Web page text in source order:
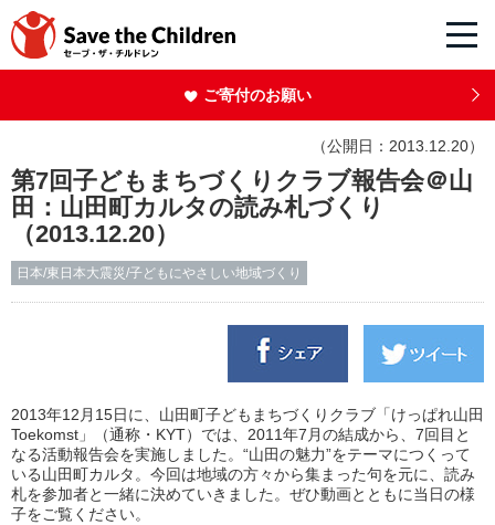
ご寄付のお願い
（公開日：2013.12.20）
第7回子どもまちづくりクラブ報告会＠山
田：山田町カルタの読み札づくり
（2013.12.20）
日本/東日本大震災/子どもにやさしい地域づくり
2013年12月15日に、山田町子どもまちづくりクラブ「けっぱれ山田
Toekomst」（通称・KYT）では、2011年7月の結成から、7回目と
なる活動報告会を実施しました。“山田の魅力”をテーマにつくって
いる山田町カルタ。今回は地域の方々から集まった句を元に、読み
札を参加者と一緒に決めていきました。ぜひ動画とともに当日の様
子をご覧ください。